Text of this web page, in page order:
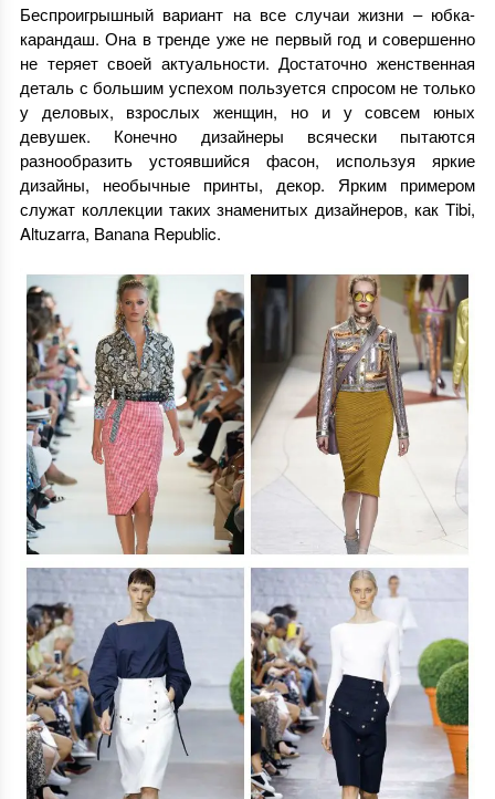
Беспроигрышный вариант на все случаи жизни – юбка-
карандаш. Она в тренде уже не первый год и совершенно
не теряет своей актуальности. Достаточно женственная
деталь с большим успехом пользуется спросом не только
у деловых, взрослых женщин, но и у совсем юных
девушек. Конечно дизайнеры всячески пытаются
разнообразить устоявшийся фасон, используя яркие
дизайны, необычные принты, декор. Ярким примером
служат коллекции таких знаменитых дизайнеров, как Tibi,
Altuzarra, Banana Republic.